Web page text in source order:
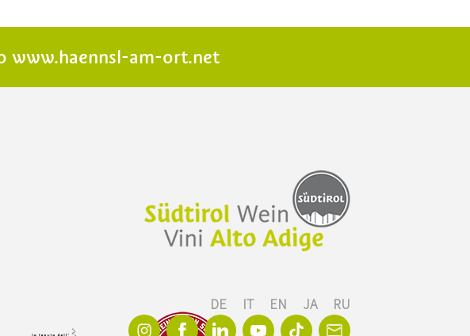
www.haennsl-am-ort.net
DE IT EN JA RU